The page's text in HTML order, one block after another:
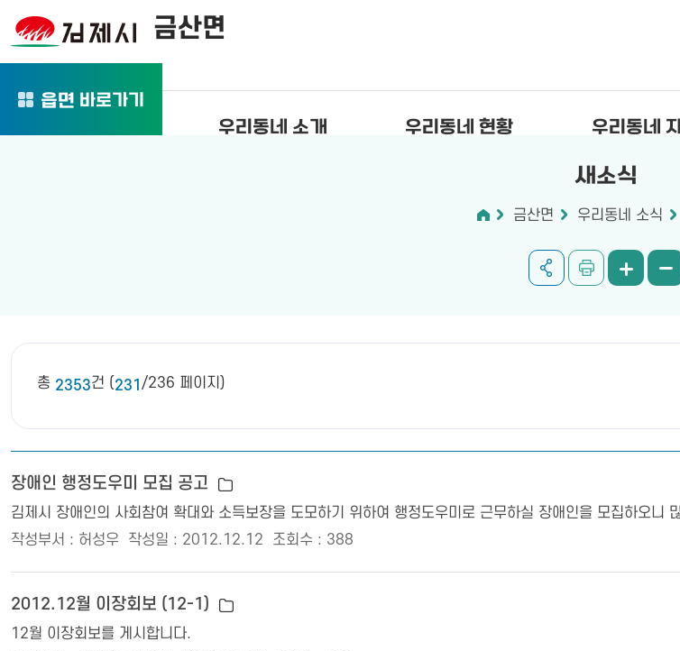
금산면
우리동네 소개 우리동네 현황 우리동네
읍면 바로가기
새소식
금산면 우리동네 소식
총 2353건 (231 /236 페이지)
장애인 행정도우미 모집 공고
김제시 장애인의 사회참여 확대와 소득보장을 도모하기 위하여 행정도우미로 근무하실 장애인을 모집하오
작성부서 : 허성우
작성일 : 2012.12.12 조회수 : 388
2012.12월 이장회보 (12-1)
12월 이장회보를 게시합니다.